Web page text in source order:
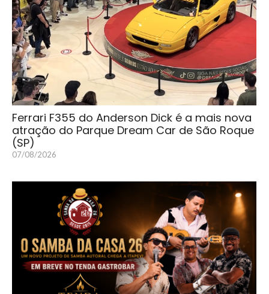
Ferrari F355 do Anderson Dick é a mais nova
atração do Parque Dream Car de São Roque
(SP)
07/08/2026